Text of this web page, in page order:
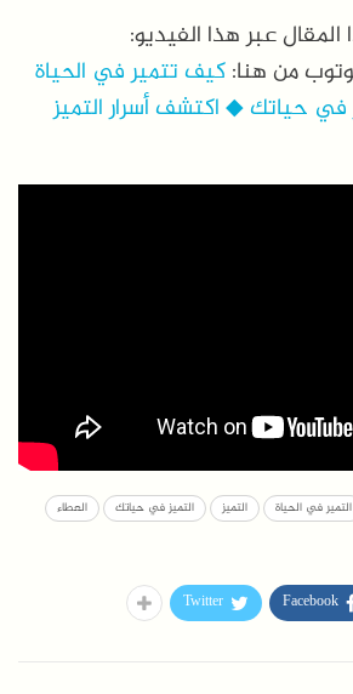
عبر هذا الفيديو:
من هنا:كيف تتمير في الحياة
حياتك ◆ اكتشف أسرار التميز
التمير في الحياة التميز التميز في حياتك العطاء
Facebook
Twitter